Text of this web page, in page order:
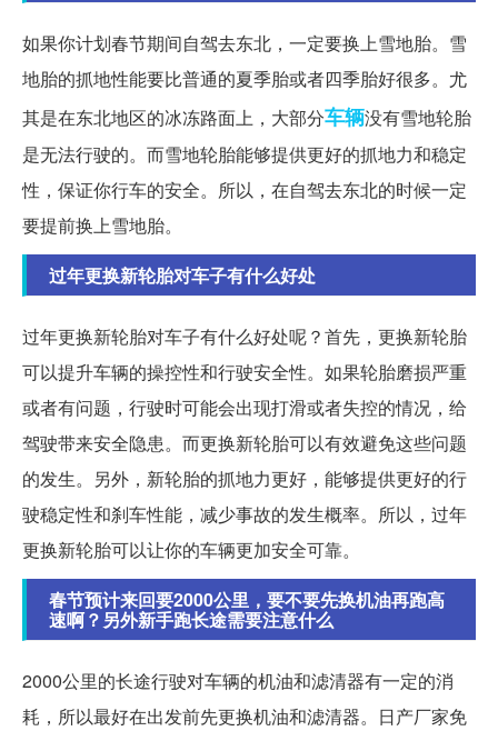
如果你计划春节期间自驾去东北，一定要换上雪地胎。雪
地胎的抓地性能要比普通的夏季胎或者四季胎好很多。尤
其是在东北地区的冰冻路面上，大部分车辆没有雪地轮胎
是无法行驶的。而雪地轮胎能够提供更好的抓地力和稳定
性，保证你行车的安全。所以，在自驾去东北的时候一定
要提前换上雪地胎。
过年更换新轮胎对车子有什么好处
过年更换新轮胎对车子有什么好处呢？首先，更换新轮胎
可以提升车辆的操控性和行驶安全性。如果轮胎磨损严重
或者有问题，行驶时可能会出现打滑或者失控的情况，给
驾驶带来安全隐患。而更换新轮胎可以有效避免这些问题
的发生。另外，新轮胎的抓地力更好，能够提供更好的行
驶稳定性和刹车性能，减少事故的发生概率。所以，过年
更换新轮胎可以让你的车辆更加安全可靠。
春节预计来回要2000公里，要不要先换机油再跑高
速啊？另外新手跑长途需要注意什么
2000公里的长途行驶对车辆的机油和滤清器有一定的消
耗，所以最好在出发前先更换机油和滤清器。日产厂家免